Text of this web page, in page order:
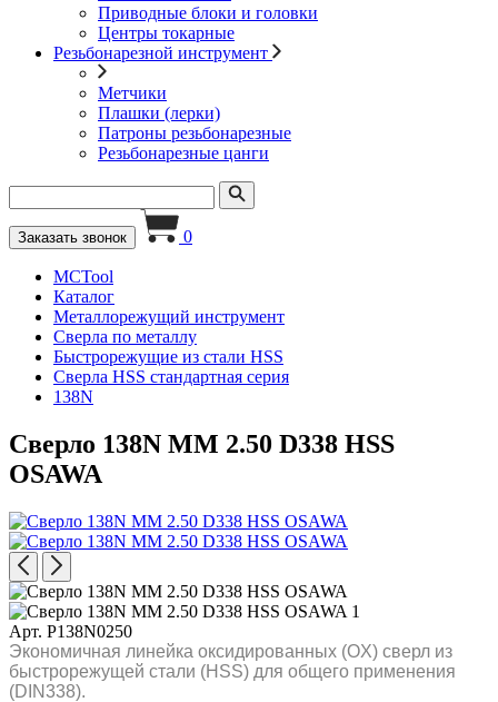
Приводные блоки и головки
Центры токарные
Резьбонарезной инструмент
Метчики
Плашки (лерки)
Патроны резьбонарезные
Резьбонарезные цанги
Заказать звонок 0
MCTool
Каталог
Металлорежущий инструмент
Сверла по металлу
Быстрорежущие из стали HSS
Сверла HSS стандартная серия
138N
Сверло 138N MM 2.50 D338 HSS
OSAWA
Арт. P138N0250
Экономичная линейка оксидированных (OX) сверл из
быстрорежущей стали (HSS) для общего применения
(DIN338).